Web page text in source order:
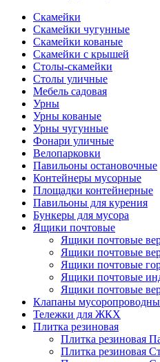
Скамейки
Скамейки чугунные
Скамейки кованые
Скамейки с крышей
Столы-скамейки
Столы уличные
Мебель садовая
Урны
Урны кованые
Урны чугунные
Фонари уличные
Велопарковки
Павильоны остановочные
Контейнеры мусорные
Площадки контейнерные
Павильоны для курения
Бункеры для мусора
Ящики почтовые
Ящики почтовые
Ящики почтовые
Ящики почтовые
Ящики почтовые
Ящики почтовые
Клапаны
Тележки для ЖКХ
Плитка резиновая
Плитка резиновая
Плитка резиновая